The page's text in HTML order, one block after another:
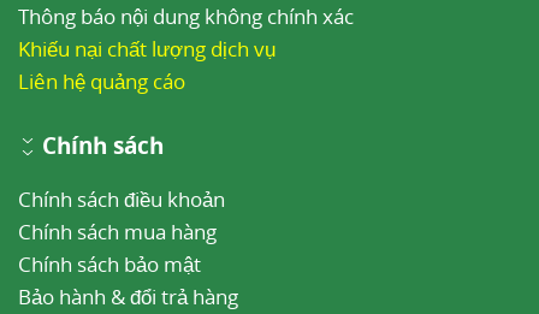
Thông báo nội dung không chính xác
Khiếu nại chất lượng dịch vụ
Liên hệ quảng cáo
Chính sách
Chính sách điều khoản
Chính sách mua hàng
Chính sách bảo mật
Bảo hành & đổi trả hàng